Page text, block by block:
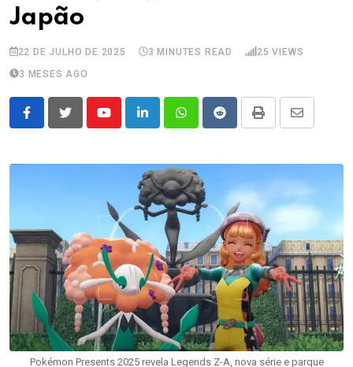
Japão
22 DE JULHO DE 2025 3 MINUTES READ 25 VIEWS
3 MESES AGO
YoutubeLinkedInWhatsappRedditPrint
Share
Email
Pokémon Presents 2025 revela Legends Z-A, nova série e parque